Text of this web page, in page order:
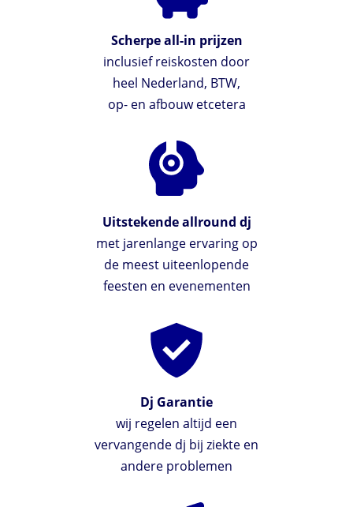
Scherpe all-in prijzen
inclusief reiskosten door
heel Nederland, BTW,
op- en afbouw etcetera
Uitstekende allround dj
met jarenlange ervaring op
de meest uiteenlopende
feesten en evenementen
Dj Garantie
wij regelen altijd een
vervangende dj bij ziekte en
andere problemen